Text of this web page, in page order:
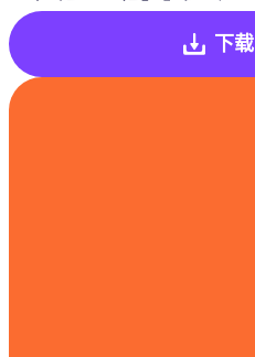
下载